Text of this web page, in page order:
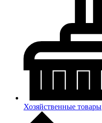
Хозяйственные товары